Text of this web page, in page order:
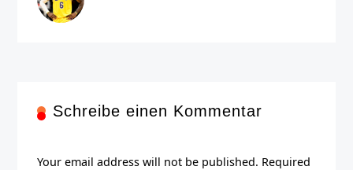
Schreibe einen Kommentar
Your email address will not be published. Required